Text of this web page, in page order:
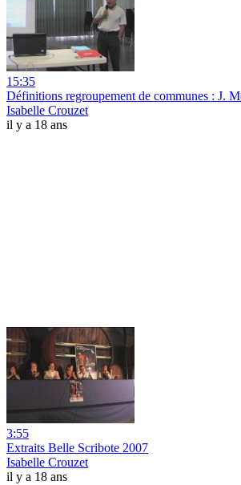
15:35
Définitions regroupement de communes : J.
Isabelle Crouzet
il y a 18 ans
3:55
Extraits Belle Scribote 2007
Isabelle Crouzet
il y a 18 ans